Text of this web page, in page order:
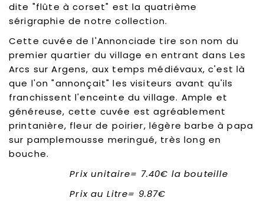
dite "flûte à corset" est la quatrième
sérigraphie de notre collection.
Cette cuvée de l'Annonciade tire son nom du
premier quartier du village en entrant dans Les
Arcs sur Argens, aux temps médiévaux, c'est là
que l'on "annonçait" les visiteurs avant qu'ils
franchissent l'enceinte du village. Ample et
généreuse, cette cuvée est agréablement
printanière, fleur de poirier, légère barbe à papa
sur pamplemousse meringué, très long en
bouche.
Prix unitaire= 7.40€ la bouteille
Prix au Litre= 9.87€